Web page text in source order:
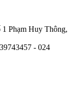
Phạm Huy Thông,
- 024